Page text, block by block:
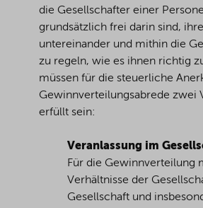
die Gesellschafter einer
grundsätzlich frei darin sind,
untereinander und mithin die
zu regeln, wie es ihnen richtig
müssen für die steuerliche
Gewinnverteilungsabrede zwei
erfüllt sein:
Veranlassung im
Für die Gewinnverteilung
Verhältnisse der
Gesellschaft und